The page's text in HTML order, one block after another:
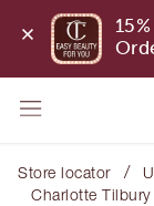
Store locator /
Charlotte